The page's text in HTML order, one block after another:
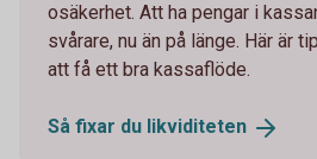
osäkerhet. Att ha pengar i
svårare, nu än på länge. Här är
att få ett bra kassaflöde.
Så fixar du likviditeten